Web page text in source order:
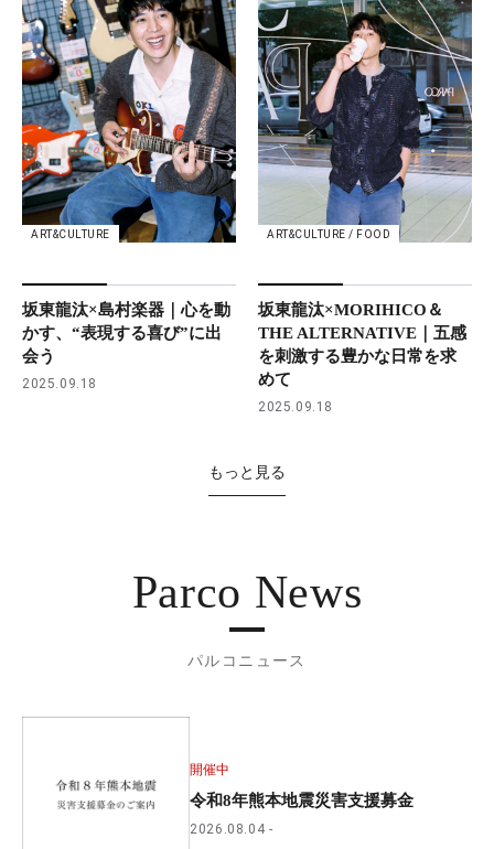
ART&CULTURE
坂東龍汰×島村楽器｜心を動
かす、“表現する喜び”に出
会う
2025.09.18
ART&CULTURE / FOOD
坂東龍汰×MORIHICO＆
THE ALTERNATIVE｜五感
を刺激する豊かな日常を求
めて
2025.09.18
もっと見る
Parco News
パルコニュース
開催中
令和8年熊本地震災害支援募金
2026.08.04